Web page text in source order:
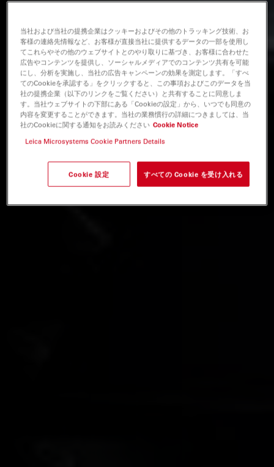
当社および当社の提携企業はクッキーおよびその他のトラッキング技術、お
客様の連絡先情報など、お客様が直接当社に提供するデータの一部を使用し
てこれらやその他のウェブサイトとのやり取りに基づき、お客様に合わせた
広告やコンテンツを提供し、ソーシャルメディアでのコンテンツ共有を可能
にし、分析を実施し、当社の広告キャンペーンの効果を測定します。「すべ
てのCookieを承認する」をクリックすると、この事項およびこのデータを当
社の提携企業（以下のリンクをご覧ください）と共有することに同意しま
す。当社ウェブサイトの下部にある「Cookieの設定」から、いつでも同意の
内容を変更することができます。当社の業務慣行の詳細につきましては、当
社のCookieに関する通知をお読みください Cookie Notice
Leica Microsystems Cookie Partners Details
Cookie 設定 すべての Cookie を受け入れる